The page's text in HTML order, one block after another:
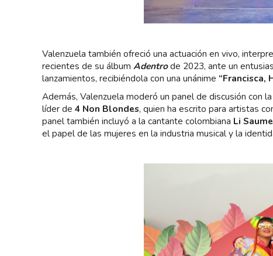
Valenzuela también ofreció una actuación en vivo,
recientes de su álbum Adentrode 2023, ante un
lanzamientos, recibiéndola con una unánime “Francisca,
Además, Valenzuela moderó un panel de discusión con
líder de 4 Non Blondes, quien ha escrito para artistas
panel también incluyó a la cantante colombiana Li
el papel de las mujeres en la industria musical y la